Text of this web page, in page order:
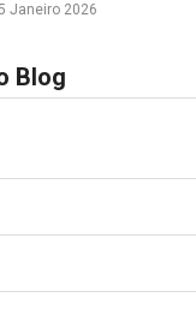
Janeiro 2026
Blog